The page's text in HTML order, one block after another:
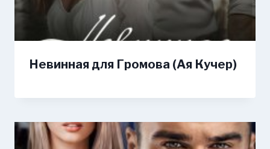
Невинная для Громова (Ая Кучер)